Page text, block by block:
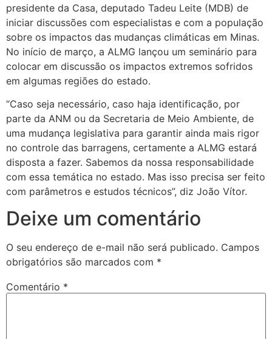
presidente da Casa, deputado Tadeu Leite (MDB) de
iniciar discussões com especialistas e com a população
sobre os impactos das mudanças climáticas em Minas.
No início de março, a ALMG lançou um seminário para
colocar em discussão os impactos extremos sofridos
em algumas regiões do estado.
“Caso seja necessário, caso haja identificação, por
parte da ANM ou da Secretaria de Meio Ambiente, de
uma mudança legislativa para garantir ainda mais rigor
no controle das barragens, certamente a ALMG estará
disposta a fazer. Sabemos da nossa responsabilidade
com essa temática no estado. Mas isso precisa ser feito
com parâmetros e estudos técnicos”, diz João Vítor.
Deixe um comentário
O seu endereço de e-mail não será publicado. Campos
obrigatórios são marcados com *
Comentário *